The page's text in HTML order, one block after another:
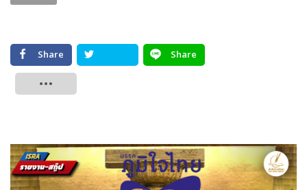
Share
Share